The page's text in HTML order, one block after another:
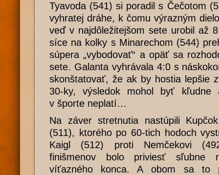
Tyavoda (541) si poradil s Čečotom
vyhratej dráhe, k čomu výrazným
veď v najdôležitejšom sete urobil až
síce na kolky s Minarechom (544)
súpera „vybodovať“ a opäť sa
sete. Galanta vyhrávala 4:0 s
skonštatovať, že ak by hostia lepšie
30-ky, výsledok mohol byť kľudne
v športe neplatí…
Na záver stretnutia nastúpili
(511), ktorého po 60-tich hodoch
Kaigl (512) proti Nemčekovi
finišmenov bolo priviesť sľubne
víťazného konca. A obom sa to